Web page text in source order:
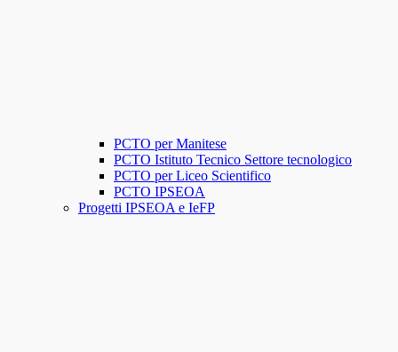
PCTO per Manitese
PCTO Istituto Tecnico Settore tecnologico
PCTO per Liceo Scientifico
PCTO IPSEOA
Progetti IPSEOA e IeFP